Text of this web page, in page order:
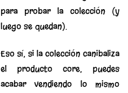
para probar la colección (y
luego se quedan).
Eso sí, si la colección canibaliza
el producto core, puedes
acabar vendiendo lo mismo